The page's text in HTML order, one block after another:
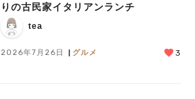
りの古民家イタリアンランチ
tea
2026年7月26日 グルメ 3